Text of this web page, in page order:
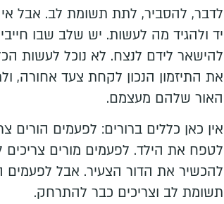
לדבר, להסביר, לתת תשומת לב. אבל
יד ולהגיד מה לעשות. יש שלב שבו
להישאר לידם לנצח. לא נוכל לעשות
את התיזמון הנכון לקחת צעד אחורה,
האור שלהם מעצמם.
אין כאן כללים ברורים: לפעמים הורים
לטפח את הילד. לפעמים מורים
להכשיר את הדור הצעיר. אבל לפעמים
תשומת לב וצריכים כבר להתרחק.